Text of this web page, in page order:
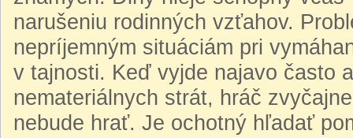
narušeniu rodinných vzťahov.
nepríjemným situáciám pri
v tajnosti. Keď vyjde najavo často
nemateriálnych strát, hráč
nebude hrať. Je ochotný hľadať